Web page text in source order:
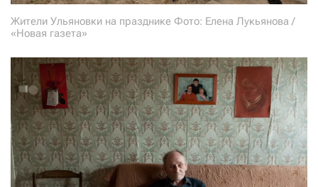
Жители Ульяновки на празднике Фото: Елена Лукьянова /
«Новая газета»